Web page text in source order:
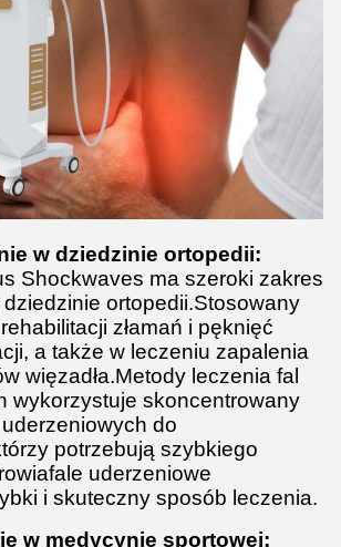
w dziedzinie ortopedii:
Shockwaves ma szeroki zakres
ortopedii.Stosowany
złamań i pęknięć
a także w leczeniu zapalenia
więzadła.Metody leczenia fal
wykorzystuje skoncentrowany
do
potrzebują szybkiego
uderzeniowe
i skuteczny sposób leczenia.
w medycynie sportowej: